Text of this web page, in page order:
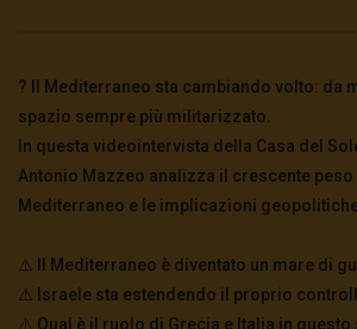
4.4K 0
Si potevano salvare molte
Scardovelli intervista Luigi
2.4K 121
A marzo si sapeva già tutto
Scardovelli commenta il
? Il Mediterraneo sta cambiando volto: da
spazio sempre più militarizzato.
In questa videointervista della Casa del
Antonio Mazzeo analizza il crescente peso
Mediterraneo e le implicazioni geopolitiche
⚠️ Il Mediterraneo è diventato un mare di
⚠️ Israele sta estendendo il proprio
⚠️ Qual è il ruolo di Grecia e Italia in questo